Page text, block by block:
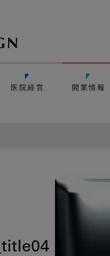
医院経営 開業情報